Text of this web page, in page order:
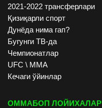
2021-2022 трансферлари
Қизиқарли спорт
Дунёда нима гап?
Бугунги ТВ-да
Чемпионатлар
UFC \ ММА
Кечаги ўйинлар
ОММАБОП ЛОЙИХАЛАР